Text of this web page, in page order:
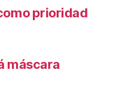
prioridad
máscara